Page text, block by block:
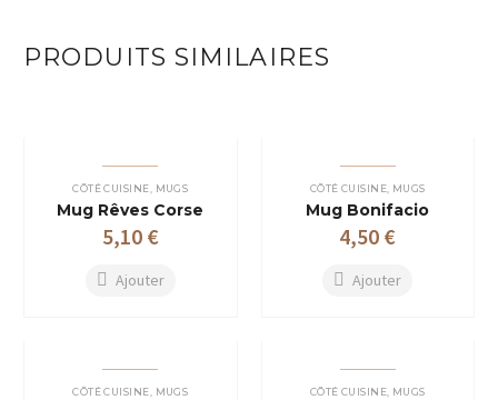
PRODUITS SIMILAIRES
CÔTÉ CUISINE MUGS
Mug Rêves Corse
5,10 €
Ajouter
CÔTÉ CUISINE MUGS
Mug Bonifacio
4,50 €
Ajouter
CÔTÉ CUISINE MUGS CÔTÉ CUISINE MUGS